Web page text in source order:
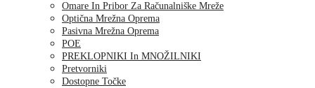
Omare In Pribor Za Računalniške Mreže
Optična Mrežna Oprema
Pasivna Mrežna Oprema
POE
PREKLOPNIKI In MNOŽILNIKI
Pretvorniki
Dostopne Točke